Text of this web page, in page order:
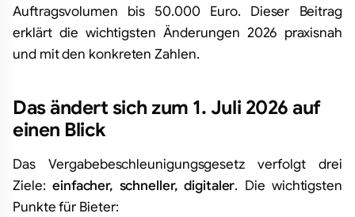
Auftragsvolumen bis 50.000 Euro. Dieser Beitrag
erklärt die wichtigsten Änderungen 2026 praxisnah
und mit den konkreten Zahlen.
Das ändert sich zum 1. Juli 2026 auf
einen Blick
Das Vergabebeschleunigungsgesetz verfolgt drei
Ziele: einfacher, schneller, digitaler. Die wichtigsten
Punkte für Bieter: